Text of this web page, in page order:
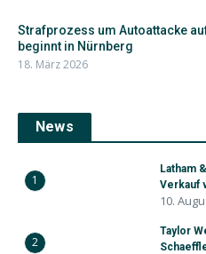
Strafprozess um Autoattacke
beginnt in Nürnberg
18. März 2026
News
1
Latham
Verkauf
10.
2
Taylor